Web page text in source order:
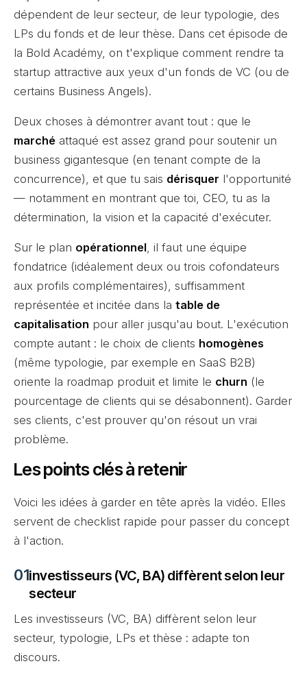
dépendent de leur secteur, de leur typologie, des
LPs du fonds et de leur thèse. Dans cet épisode de
la Bold Académy, on t'explique comment rendre ta
startup attractive aux yeux d'un fonds de VC (ou de
certains Business Angels).
Deux choses à démontrer avant tout : que le
marché attaqué est assez grand pour soutenir un
business gigantesque (en tenant compte de la
concurrence), et que tu sais dérisquer l'opportunité
— notamment en montrant que toi, CEO, tu as la
détermination, la vision et la capacité d'exécuter.
Sur le plan opérationnel, il faut une équipe
fondatrice (idéalement deux ou trois cofondateurs
aux profils complémentaires), suffisamment
représentée et incitée dans la table de
capitalisation pour aller jusqu'au bout. L'exécution
compte autant : le choix de clients homogènes
(même typologie, par exemple en SaaS B2B)
oriente la roadmap produit et limite le churn (le
pourcentage de clients qui se désabonnent). Garder
ses clients, c'est prouver qu'on résout un vrai
problème.
Les points clés à retenir
Voici les idées à garder en tête après la vidéo. Elles
servent de checklist rapide pour passer du concept
à l'action.
investisseurs (VC, BA) diffèrent selon leur
secteur
Les investisseurs (VC, BA) diffèrent selon leur
secteur, typologie, LPs et thèse : adapte ton
discours.